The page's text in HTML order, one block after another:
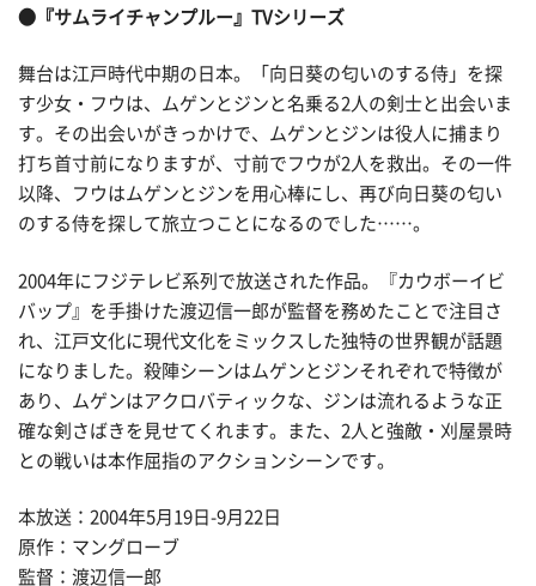
●『サムライチャンプルー』TVシリーズ
舞台は江戸時代中期の日本。「向日葵の匂いのする侍」を探
す少女・フウは、ムゲンとジンと名乗る2人の剣士と出会いま
す。その出会いがきっかけで、ムゲンとジンは役人に捕まり
打ち首寸前になりますが、寸前でフウが2人を救出。その一件
以降、フウはムゲンとジンを用心棒にし、再び向日葵の匂い
のする侍を探して旅立つことになるのでした……。
2004年にフジテレビ系列で放送された作品。『カウボーイビ
バップ』を手掛けた渡辺信一郎が監督を務めたことで注目さ
れ、江戸文化に現代文化をミックスした独特の世界観が話題
になりました。殺陣シーンはムゲンとジンそれぞれで特徴が
あり、ムゲンはアクロバティックな、ジンは流れるような正
確な剣さばきを見せてくれます。また、2人と強敵・刈屋景時
との戦いは本作屈指のアクションシーンです。
本放送：2004年5月19日-9月22日
原作：マングローブ
監督：渡辺信一郎